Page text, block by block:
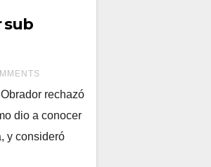
sub
rechazó
dio a conocer
y consideró